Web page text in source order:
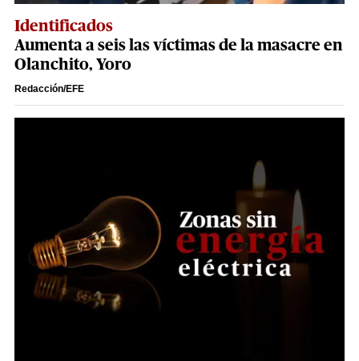
Identificados
Aumenta a seis las víctimas de la masacre en
Olanchito, Yoro
Redacción/EFE